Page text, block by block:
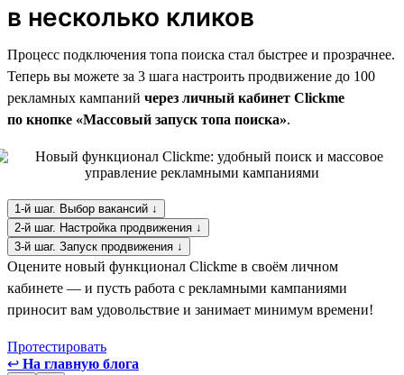
в несколько кликов
Процесс подключения топа поиска стал быстрее и прозрачнее.
Теперь вы можете за 3 шага настроить продвижение до 100
рекламных кампаний через личный кабинет Clickme
по кнопке «Массовый запуск топа поиска».
1-й шаг. Выбор вакансий ↓
2-й шаг. Настройка продвижения ↓
3-й шаг. Запуск продвижения ↓
Оцените новый функционал Clickme в своём личном
кабинете — и пусть работа с рекламными кампаниями
приносит вам удовольствие и занимает минимум времени!
Протестировать
↩ На главную блога